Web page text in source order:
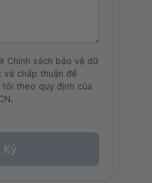
Chính sách bảo vệ dữ
và chấp thuận để
tôi theo quy định của